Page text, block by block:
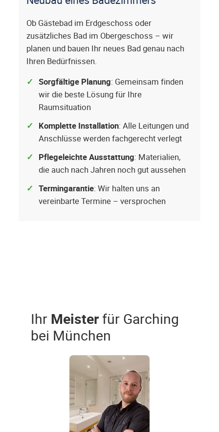
Ob Gästebad im Erdgeschoss oder
zusätzliches Bad im Obergeschoss – wir
planen und bauen Ihr neues Bad genau nach
Ihren Bedürfnissen.
Sorgfältige Planung: Gemeinsam finden
wir die beste Lösung für Ihre
Raumsituation
Komplette Installation: Alle Leitungen und
Anschlüsse werden fachgerecht verlegt
Pflegeleichte Ausstattung: Materialien,
die auch nach Jahren noch gut aussehen
Termingarantie: Wir halten uns an
vereinbarte Termine – versprochen
Ihr Meisterfür Garching
bei München